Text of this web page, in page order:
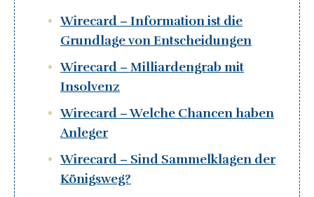
Wirecard – Information ist die
Grundlage von Entscheidungen
Wirecard – Milliardengrab mit
Insolvenz
Wirecard – Welche Chancen haben
Anleger
Wirecard – Sind Sammelklagen der
Königsweg?